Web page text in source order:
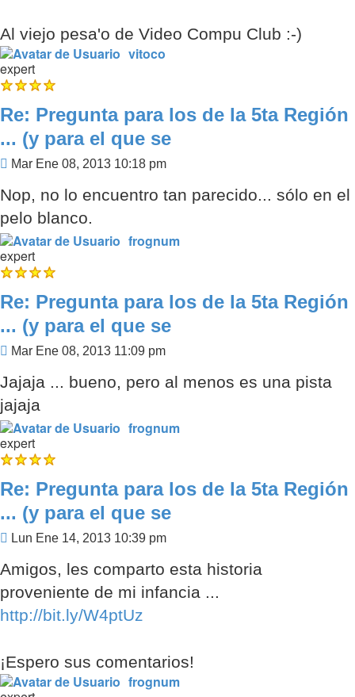
Al viejo pesa'o de Video Compu Club :-)
vitoco
expert
Re: Pregunta para los de la 5ta Región
... (y para el que se
Mensaje
Mar Ene 08, 2013 10:18 pm
Nop, no lo encuentro tan parecido... sólo en el
pelo blanco.
frognum
expert
Re: Pregunta para los de la 5ta Región
... (y para el que se
Mensaje
Mar Ene 08, 2013 11:09 pm
Jajaja ... bueno, pero al menos es una pista
jajaja
frognum
expert
Re: Pregunta para los de la 5ta Región
... (y para el que se
Mensaje
Lun Ene 14, 2013 10:39 pm
Amigos, les comparto esta historia
proveniente de mi infancia ...
http://bit.ly/W4ptUz
¡Espero sus comentarios!
frognum